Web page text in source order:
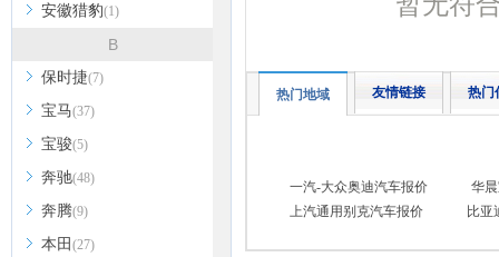
安徽猎豹(1)
B
保时捷(7)
宝马(37)
宝骏(5)
奔驰(48)
奔腾(9)
本田 (27)
热门地域 友情链接 热门
一汽-大众奥迪汽车报价
华
上汽通用别克汽车报价
比亚